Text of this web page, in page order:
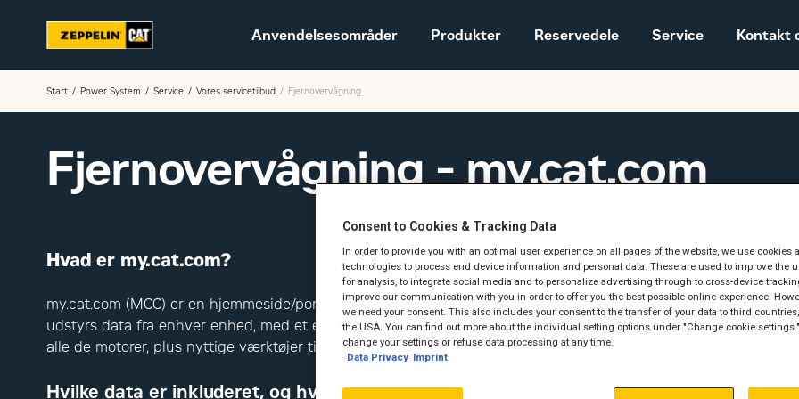
Anvendelsesområder Produkter Reservedele Service Kontakt
Construction
Equipment
Start Power System Service Vores servicetilbud Fjernovervågning
Fjernovervågning - my.cat.com
Hvad er my.cat.com?
my.cat.com (MCC) er en hjemmeside/portal, hvor du kan få adgang til alle dine
udstyrs data fra enhver enhed, med et enkelt login. Du finder kritisk data om
alle de motorer, plus nyttige værktøjer til at gøre dit arbejde lettere.
Hvilke data er inkluderet, og hvordan kan jeg bruge det?
Dette er hvad du kan
Booke planlagt
Se maskinens
Gennemse resultater
Udvide din
Consent to Cookies & Tracking Data
In order to provide you with an optimal user experience on all pages of the website, we use cookies
technologies to process end device information and personal data. These are used to improve the
for analysis, to integrate social media and to personalize advertising through to cross-device
improve our communication with you in order to offer you the best possible online experience.
we need your consent. This also includes your consent to the transfer of your data to third
the USA. You can find out more about the individual setting options under "Change cookie
change your settings or refuse data processing at any time.
Data Privacy Imprint